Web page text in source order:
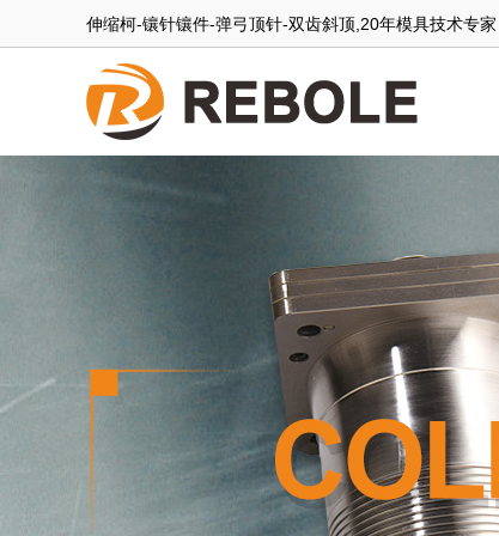
伸缩柯-镶针镶件-弹弓顶针-双齿斜顶,20年模具技术专家